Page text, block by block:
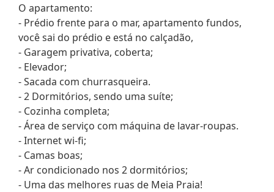
O apartamento:
- Prédio frente para o mar, apartamento fundos,
você sai do prédio e está no calçadão,
- Garagem privativa, coberta;
- Elevador;
- Sacada com churrasqueira.
- 2 Dormitórios, sendo uma suíte;
- Cozinha completa;
- Área de serviço com máquina de lavar-roupas.
- Internet wi-fi;
- Camas boas;
- Ar condicionado nos 2 dormitórios;
- Uma das melhores ruas de Meia Praia!